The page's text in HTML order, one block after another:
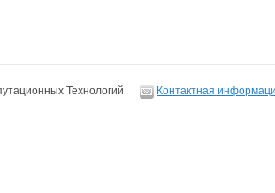
Технологий Контактная